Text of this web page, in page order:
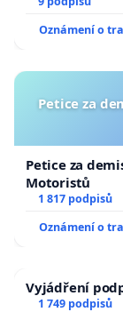
Oznámení o
Petice za
Petice za
Motoristů
1 817 podpisů
Oznámení o
Vyjádření
1 749 podpisů